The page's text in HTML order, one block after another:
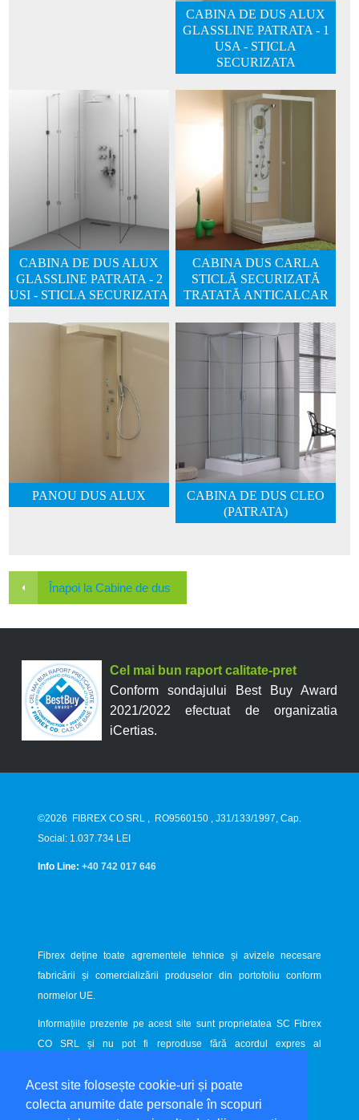
Acest site folosește cookie-uri și poate
colecta anumite date personale în scopuri
CABINA DE DUS ALUX
GLASSLINE PATRATA - 1
USA - STICLA
SECURIZATA
CABINA DE DUS ALUX
GLASSLINE PATRATA - 2
USI - STICLA SECURIZATA
CABINA DUS CARLA
STICLĂ SECURIZATĂ
TRATATĂ ANTICALCAR
PANOU DUS ALUX
CABINA DE DUS CLEO
(PATRATA)
Înapoi la Cabine de dus
Cel mai bun raport calitate-pret
Conform sondajului Best Buy Award
2021/2022 efectuat de organizatia
iCertias.
©2026 FIBREX CO SRL RO9560150
, J31/133/1997, Cap.
Social: 1.037.734 LEI
Info Line: +40 742 017 646
Fibrex deține toate agrementele tehnice și avizele necesare
fabricării și comercializării produselor din portofoliu conform
normelor UE.
Informațiile prezente pe acest site sunt proprietatea SC Fibrex
CO SRL și nu pot fi reproduse fără acordul expres al
Website dezvoltat deLiveCOM